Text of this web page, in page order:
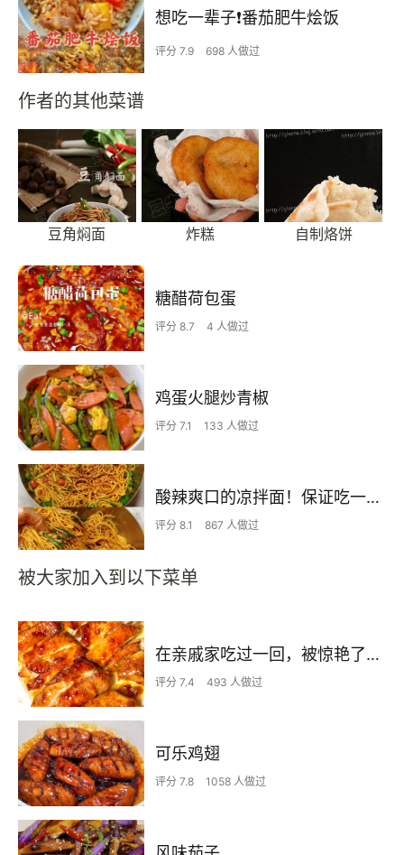
想吃一辈子❗️番茄肥牛烩饭
评分 7.9 698 人做过
作者的其他菜谱
豆角焖面 炸糕 自制烙饼
糖醋荷包蛋
评分 8.7 4 人做过
鸡蛋火腿炒青椒
评分 7.1 133 人做过
酸辣爽口的凉拌面！保证吃一次就上瘾
评分 8.1 867 人做过
被大家加入到以下菜单
在亲戚家吃过一回，被惊艳了…
评分 7.4 493 人做过
可乐鸡翅
评分 7.8 1058 人做过